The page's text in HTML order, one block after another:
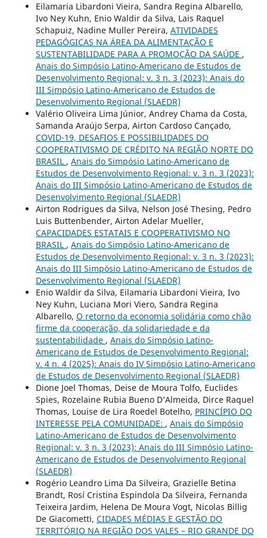
Eilamaria Libardoni Vieira, Sandra Regina Albarello,
Ivo Ney Kuhn, Enio Waldir da Silva, Lais Raquel
Schapuiz, Nadine Muller Pereira, ATIVIDADES
PEDAGÓGICAS NA ÁREA DA ALIMENTAÇÃO E
SUSTENTABILIDADE PARA A PROMOÇÃO DA SAÚDE ,
Anais do Simpósio Latino-Americano de Estudos de
Desenvolvimento Regional: v. 3 n. 3 (2023): Anais do
III Simpósio Latino-Americano de Estudos de
Desenvolvimento Regional (SLAEDR)
Valério Oliveira Lima Júnior, Andrey Chama da Costa,
Samanda Araújo Serpa, Airton Cardoso Cançado,
COVID-19, DESAFIOS E POSSIBILIDADES DO
COOPERATIVISMO DE CRÉDITO NA REGIÃO NORTE DO
BRASIL , Anais do Simpósio Latino-Americano de
Estudos de Desenvolvimento Regional: v. 3 n. 3 (2023):
Anais do III Simpósio Latino-Americano de Estudos de
Desenvolvimento Regional (SLAEDR)
Airton Rodrigues da Silva, Nelson José Thesing, Pedro
Luis Buttenbender, Airton Adelar Mueller,
CAPACIDADES ESTATAIS E COOPERATIVISMO NO
BRASIL , Anais do Simpósio Latino-Americano de
Estudos de Desenvolvimento Regional: v. 3 n. 3 (2023):
Anais do III Simpósio Latino-Americano de Estudos de
Desenvolvimento Regional (SLAEDR)
Enio Waldir da Silva, Eilamaria Libardoni Vieira, Ivo
Ney Kuhn, Luciana Mori Viero, Sandra Regina
Albarello, O retorno da economia solidária como chão
firme da cooperação, da solidariedade e da
sustentabilidade , Anais do Simpósio Latino-
Americano de Estudos de Desenvolvimento Regional:
v. 4 n. 4 (2025): Anais do IV Simpósio Latino-Americano
de Estudos de Desenvolvimento Regional (SLAEDR)
Dione Joel Thomas, Deise de Moura Tolfo, Euclides
Spies, Rozelaine Rubia Bueno D’Almeida, Dirce Raquel
Thomas, Louise de Lira Roedel Botelho, PRINCÍPIO DO
INTERESSE PELA COMUNIDADE: , Anais do Simpósio
Latino-Americano de Estudos de Desenvolvimento
Regional: v. 3 n. 3 (2023): Anais do III Simpósio Latino-
Americano de Estudos de Desenvolvimento Regional
(SLAEDR)
Rogério Leandro Lima Da Silveira, Grazielle Betina
Brandt, Rosí Cristina Espindola Da Silveira, Fernanda
Teixeira Jardim, Helena De Moura Vogt, Nicolas Billig
De Giacometti, CIDADES MÉDIAS E GESTÃO DO
TERRITÓRIO NA REGIÃO DOS VALES – RIO GRANDE DO